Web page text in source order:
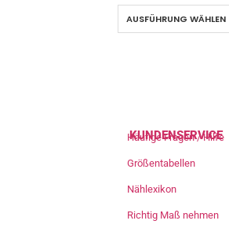
AUSFÜHRUNG WÄHLEN
KUNDENSERVICE
Häufige Fragen / Hilfe
Größentabellen
Nählexikon
Richtig Maß nehmen